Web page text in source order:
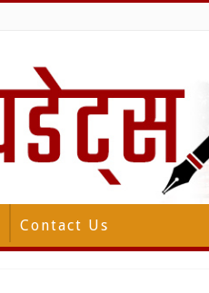
Contact Us